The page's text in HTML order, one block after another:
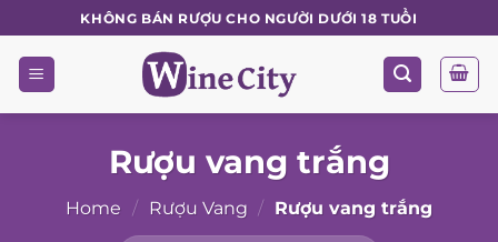
to
content
KHÔNG BÁN RƯỢU CHO NGƯỜI DƯỚI 18 TUỔI
Rượu vang trắng
Home / Rượu Vang / Rượu vang trắng